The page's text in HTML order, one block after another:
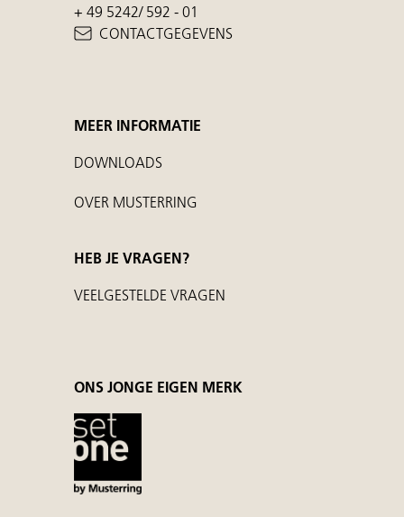
+ 49 5242/ 592 - 01
CONTACTGEGEVENS
MEER INFORMATIE
DOWNLOADS
OVER MUSTERRING
HEB JE VRAGEN?
VEELGESTELDE VRAGEN
ONS JONGE EIGEN MERK